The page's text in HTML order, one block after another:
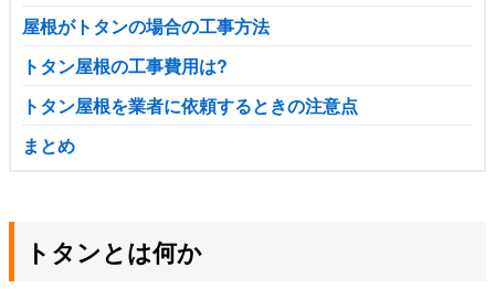
屋根がトタンの場合の工事方法
トタン屋根の工事費用は?
トタン屋根を業者に依頼するときの注意点
まとめ
トタンとは何か